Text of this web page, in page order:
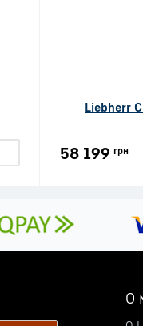
Liebherr
58 199 грн
О